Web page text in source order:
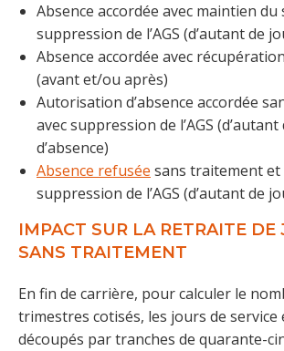
Absence accordée avec maintien du
suppression de l’AGS (d’autant de
Absence accordée avec
(avant et/ou après)
Autorisation d’absence accordée
avec suppression de l’AGS (d’autant
d’absence)
Absence refusée sans traitement et
suppression de l’AGS (d’autant de
IMPACT SUR LA RETRAITE DE
SANS TRAITEMENT
En fin de carrière, pour calculer le
trimestres cotisés, les jours de
découpés par tranches de quarante-